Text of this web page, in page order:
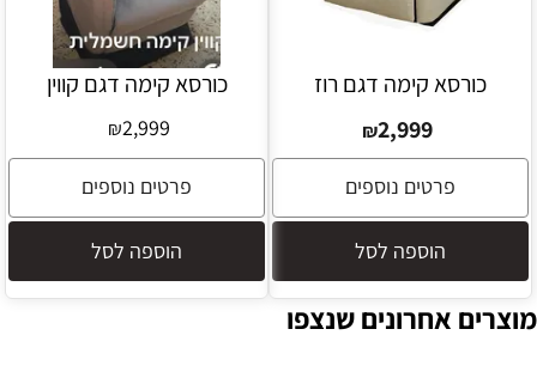
כורסא קימה דגם רוז
₪2,999
פרטים נוספים
הוספה לסל
כורסא קימה דגם קווין
₪2,999
פרטים נוספים
הוספה לסל
מוצרים אחרונים שנצפו